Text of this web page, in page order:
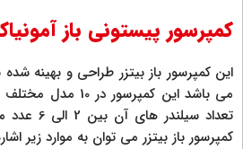
کمپرسور پیستونی باز
این کمپرسور باز بیتزر طراحی و بهینه شده
می باشد این
تعداد
کمپرسور باز بیتزر می توان به موارد زیر